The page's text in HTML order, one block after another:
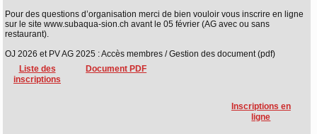
Pour des questions d’organisation merci de bien vouloir vous inscrire en ligne
sur le site www.subaqua-sion.ch avant le 05 février (AG avec ou sans
restaurant).
OJ 2026 et PV AG 2025 : Accès membres / Gestion des document (pdf)
Liste des
inscriptions
Document PDF
Inscriptions en
ligne